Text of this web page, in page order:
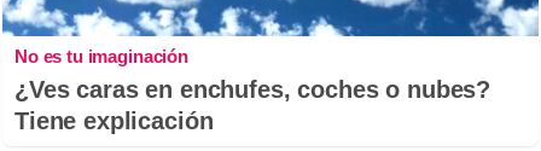
No es tu imaginación
¿Ves caras en enchufes, coches o nubes?
Tiene explicación